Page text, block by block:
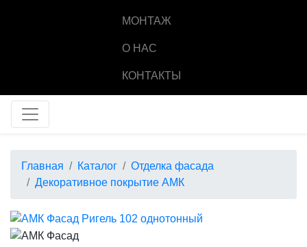
МОНТАЖ
О НАС
КОНТАКТЫ
Главная Каталог
Отделка фасада
Декоративное покрытие АМК